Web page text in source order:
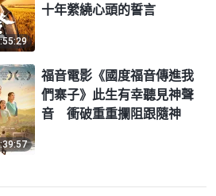
十年縈繞心頭的誓言
福音電影《國度福音傳進我
們寨子》此生有幸聽見神聲
音 衝破重重攔阻跟隨神